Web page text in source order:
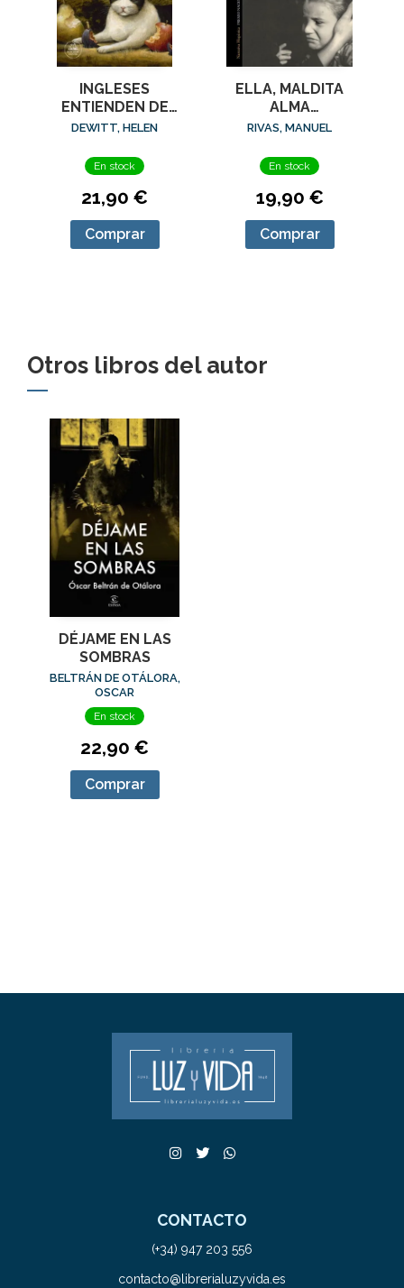
INGLESES
ENTIENDEN DE
LANA (Y OTROS
DEWITT, HELEN
En stock
21,90 €
Comprar
ELLA, MALDITA
ALMA
(ED.AMPLIADA)
RIVAS, MANUEL
En stock
19,90 €
Comprar
Otros libros del autor
DÉJAME EN LAS
SOMBRAS
BELTRÁN DE OTÁLORA,
OSCAR
En stock
22,90 €
Comprar
CONTACTO
(+34) 947 203 556
contacto@librerialuzyvida.es